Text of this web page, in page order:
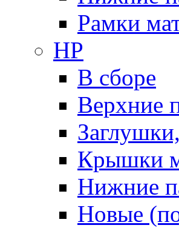
Рамки
HP
В сборе
Верхние
Крышки
Нижние
Новые